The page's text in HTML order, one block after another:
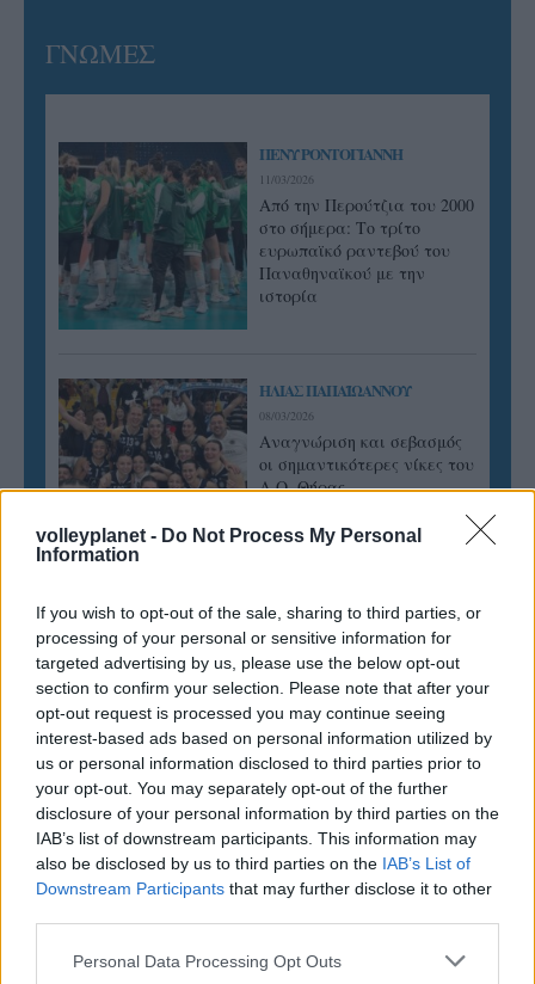
volleyplanet - Do Not Process My Personal
Information
If you wish to opt-out of the sale, sharing to third parties, or
processing of your personal or sensitive information for
targeted advertising by us, please use the below opt-out
section to confirm your selection. Please note that after your
opt-out request is processed you may continue seeing
interest-based ads based on personal information utilized by
us or personal information disclosed to third parties prior to
your opt-out. You may separately opt-out of the further
disclosure of your personal information by third parties on the
IAB’s list of downstream participants. This information may
also be disclosed by us to third parties on the IAB’s List of
Downstream Participants that may further disclose it to other
Please note that this website/app uses one or more Google
Personal Data Processing Opt Outs
ΓΝΩΜΕΣ
ΠΕΝΥ ΡΟΝΤΟΓΙΑΝΝΗ
11/03/2026
Από την Περούτζια του 2000
στο σήμερα: Tο τρίτο
ευρωπαϊκό ραντεβού του
Παναθηναϊκού με την
ιστορία
ΗΛΙΑΣ ΠΑΠΑΪΩΑΝΝΟΥ
08/03/2026
Αναγνώριση και σεβασμός
οι σημαντικότερες νίκες του
Α.Ο. Θήρας